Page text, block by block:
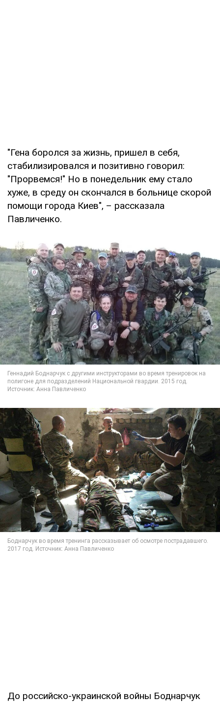
"Гена боролся за жизнь, пришел в себя,
стабилизировался и позитивно говорил:
"Прорвемся!" Но в понедельник ему стало
хуже, в среду он скончался в больнице скорой
помощи города Киев", – рассказала
Павличенко.
До российско-украинской войны Боднарчук